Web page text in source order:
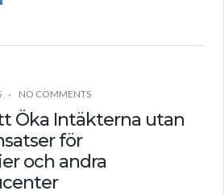
NO COMMENTS
Öka Intäkterna utan
för
och andra